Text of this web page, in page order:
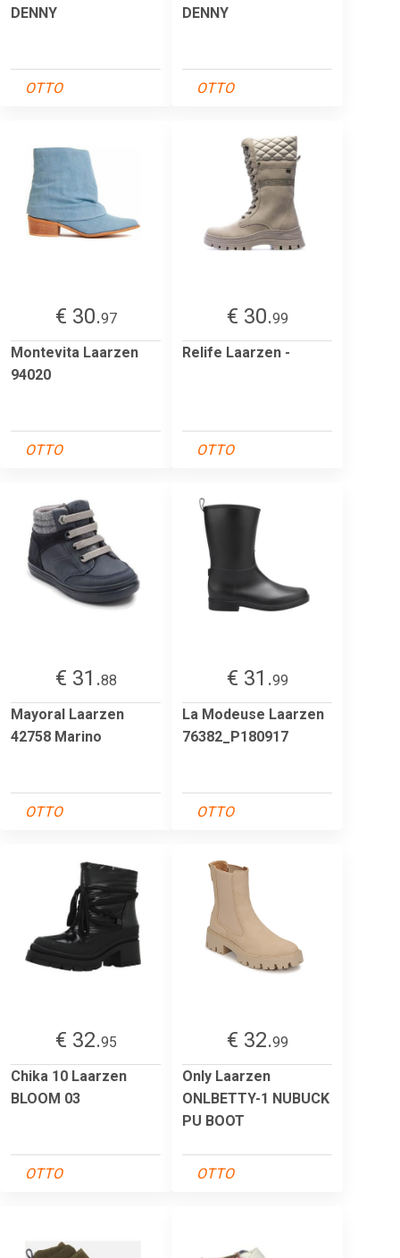
DENNY
OTTO
DENNY
OTTO
€ 30.97
Montevita Laarzen
94020
OTTO
€ 30.99
Relife Laarzen -
OTTO
€ 31.88
Mayoral Laarzen
42758 Marino
OTTO
€ 31.99
La Modeuse Laarzen
76382_P180917
OTTO
€ 32.95
Chika 10 Laarzen
BLOOM 03
OTTO
€ 32.99
Only Laarzen
ONLBETTY-1 NUBUCK
PU BOOT
OTTO